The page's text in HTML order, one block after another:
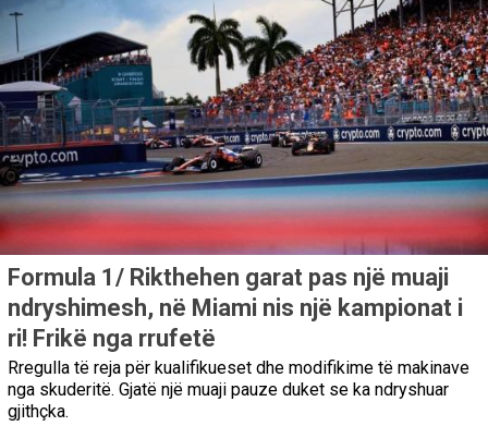
Formula 1/ Rikthehen garat pas një muaji
ndryshimesh, në Miami nis një kampionat i
ri! Frikë nga rrufetë
Rregulla të reja për kualifikueset dhe modifikime të makinave
nga skuderitë. Gjatë një muaji pauze duket se ka ndryshuar
gjithçka.